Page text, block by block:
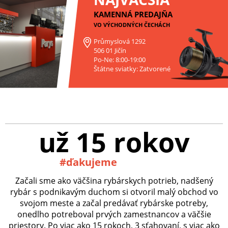
KAMENNÁ PREDAJŇA
VO VÝCHODNÝCH ČECHÁCH
Průmyslová 1292
506 01 Jičín
Po-Ne: 8:00-19:00
Štátne sviatky: Zatvorené
už 15 rokov
#ďakujeme
Začali sme ako väčšina rybárskych potrieb, nadšený
rybár s podnikavým duchom si otvoril malý obchod vo
svojom meste a začal predávať rybárske potreby,
onedlho potreboval prvých zamestnancov a väčšie
priestory. Po viac ako 15 rokoch, 3 sťahovaní, s viac ako